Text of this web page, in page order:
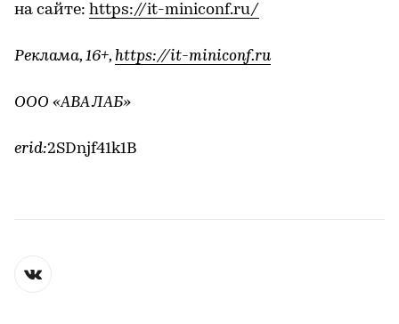
на сайте: https://it-miniconf.ru/
Реклама, 16+, https://it-miniconf.ru
ООО «АВА ЛАБ»
erid:2SDnjf41k1B